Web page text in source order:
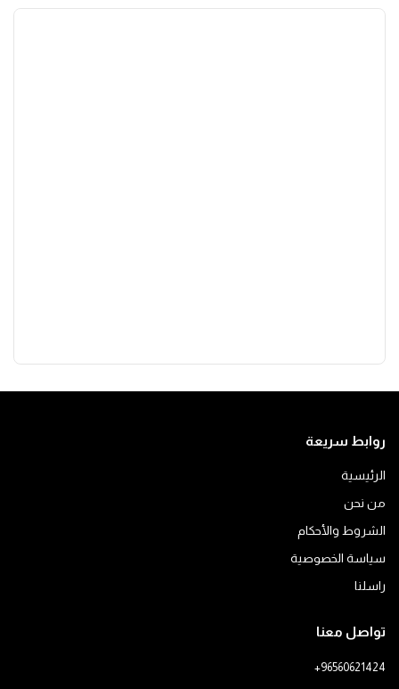
روابط سريعة
الرئيسية
من نحن
الشروط والأحكام
سياسة الخصوصية
راسلنا
تواصل معنا
+96560621424